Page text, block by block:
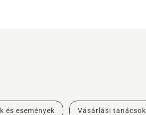
és események Vásárlási tanácsok